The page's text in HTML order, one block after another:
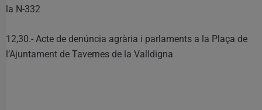
la N-332
12,30.- Acte de denúncia agrària i parlaments a la Plaça de
l’Ajuntament de Tavernes de la Valldigna